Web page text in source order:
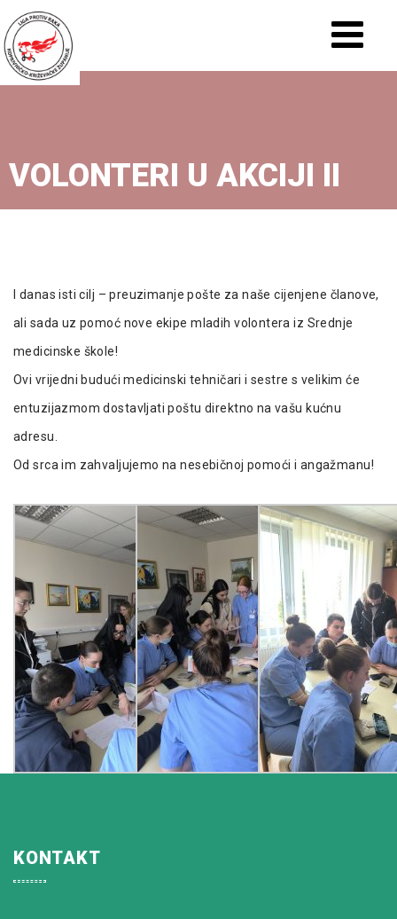
VOLONTERI U AKCIJI II
I danas isti cilj – preuzimanje pošte za naše cijenjene članove,
ali sada uz pomoć nove ekipe mladih volontera iz Srednje
medicinske škole!
Ovi vrijedni budući medicinski tehničari i sestre s velikim će
entuzijazmom dostavljati poštu direktno na vašu kućnu
adresu.
Od srca im zahvaljujemo na nesebičnoj pomoći i angažmanu!
KONTAKT